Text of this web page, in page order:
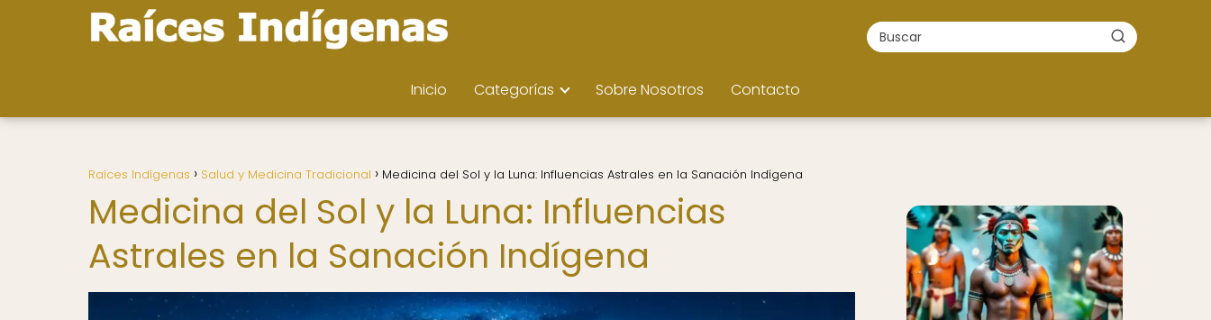
Inicio Categorías Sobre Nosotros Contacto
Raíces Indígenas Salud y Medicina Tradicional Medicina del Sol y la Luna: Influencias Astrales en la Sanación Indígena
Medicina del Sol y la Luna: Influencias
Astrales en la Sanación Indígena